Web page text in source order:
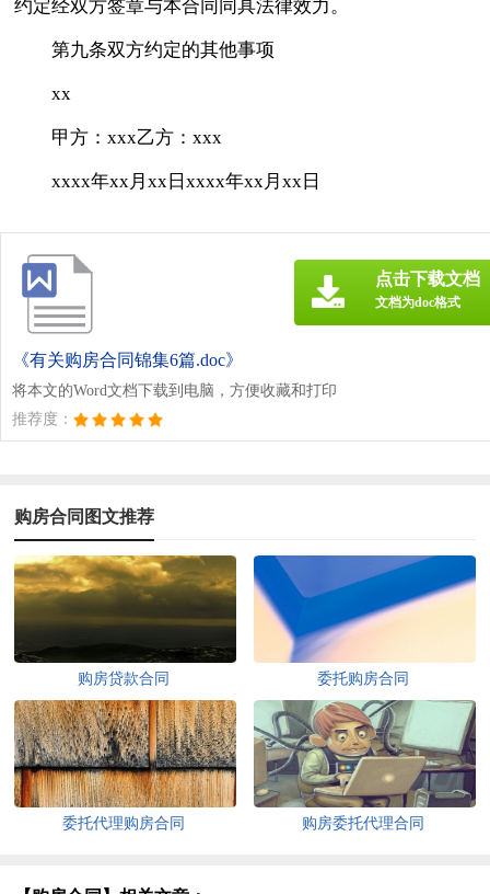
约定经双方签章与本合同同具法律效力。
第九条双方约定的其他事项
xx
甲方：xxx乙方：xxx
xxxx年xx月xx日xxxx年xx月xx日
《有关购房合同锦集6篇.doc》
将本文的Word文档下载到电脑，方便收藏和打印
推荐度：
点击下载文档
文档为doc格式
购房合同图文推荐
购房贷款合同 委托购房合同
委托代理购房合同 购房委托代理合同